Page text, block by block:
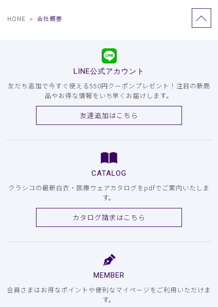
HOME 会社概要
LINE公式アカウント
友だち追加で今すぐ使える550円クーポンプレゼント！注目の新商
品やお得な情報をいち早くお届けします。
友達追加はこちら
CATALOG
クラシコの最新白衣・医療ウェアカタログをpdfでご案内いたしま
す。
カタログ請求はこちら
MEMBER
会員さまはお得なポイントや便利なマイページをご利用いただけま
す。